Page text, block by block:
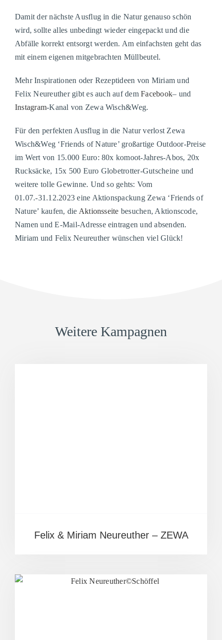
Damit der nächste Ausflug in die Natur genauso schön
wird, sollte alles unbedingt wieder eingepackt und die
Abfälle korrekt entsorgt werden. Am einfachsten geht das
mit einem eigenen mitgebrachten Müllbeutel.
Mehr Inspirationen oder Rezeptideen von Miriam und
Felix Neureuther gibt es auch auf demFacebook– und
Instagram-Kanal von Zewa Wisch&Weg.
Für den perfekten Ausflug in die Natur verlost Zewa
Wisch&Weg ‘Friends of Nature’ großartige Outdoor-Preise
im Wert von 15.000 Euro: 80x komoot-Jahres-Abos, 20x
Rucksäcke, 15x 500 Euro Globetrotter-Gutscheine und
weitere tolle Gewinne. Und so gehts: Vom
01.07.-31.12.2023 eine Aktionspackung Zewa ‘Friends of
Nature’ kaufen, die Aktionsseite besuchen, Aktionscode,
Namen und E-Mail-Adresse eintragen und absenden.
Miriam und Felix Neureuther wünschen viel Glück!
Weitere Kampagnen
Felix & Miriam Neureuther – ZEWA